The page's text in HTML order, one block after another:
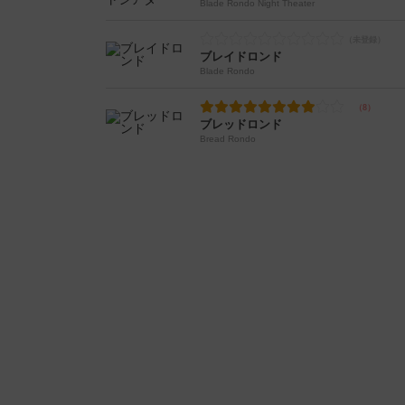
Blade Rondo Night Theater
ブレイドロンド
Blade Rondo
ブレッドロンド
Bread Rondo